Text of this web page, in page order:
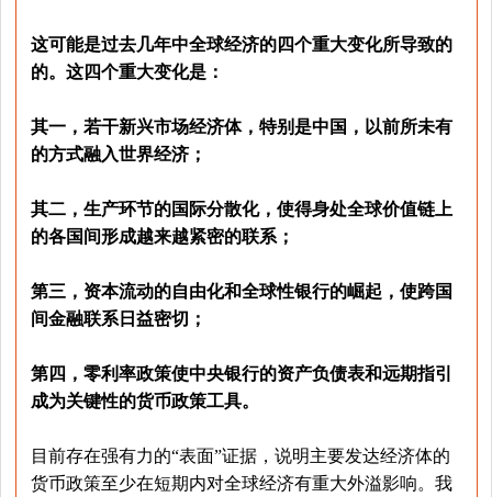
这可能是过去几年中全球经济的四个重大变化所导致的
的。这四个重大变化是：
其一，若干新兴市场经济体，特别是中国，以前所未有
的方式融入世界经济；
其二，生产环节的国际分散化，使得身处全球价值链上
的各国间形成越来越紧密的联系；
第三，资本流动的自由化和全球性银行的崛起，使跨国
间金融联系日益密切；
第四，零利率政策使中央银行的资产负债表和远期指引
成为关键性的货币政策工具。
目前存在强有力的“表面”证据，说明主要发达经济体的
货币政策至少在短期内对全球经济有重大外溢影响。我